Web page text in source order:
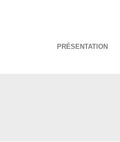
PRÉSENTATION